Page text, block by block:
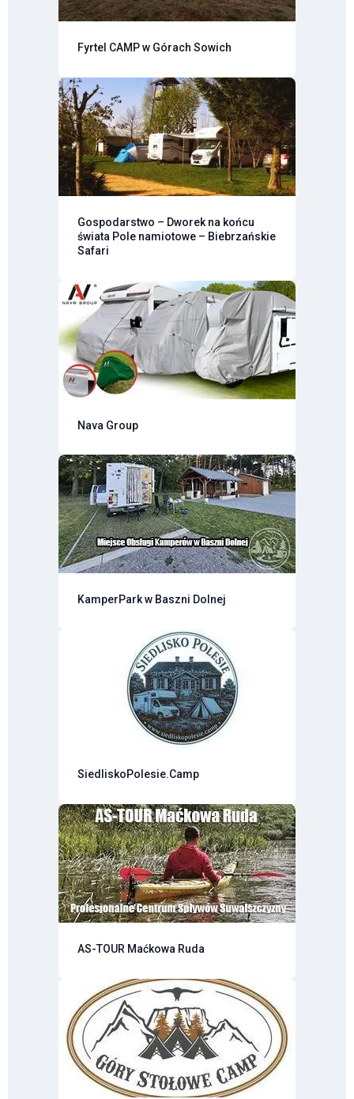
Fyrtel CAMP w Górach Sowich
Gospodarstwo – Dworek na końcu
świata Pole namiotowe – Biebrzańskie
Safari
Nava Group
KamperPark w Baszni Dolnej
SiedliskoPolesie.Camp
AS-TOUR Maćkowa Ruda